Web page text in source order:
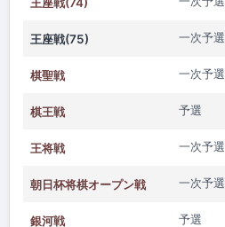
王座戦(75) 一次予選
棋聖戦 一次予選
棋王戦 予選
王将戦 一次予選
朝日杯将棋オープン戦 一次予選
銀河戦 予選